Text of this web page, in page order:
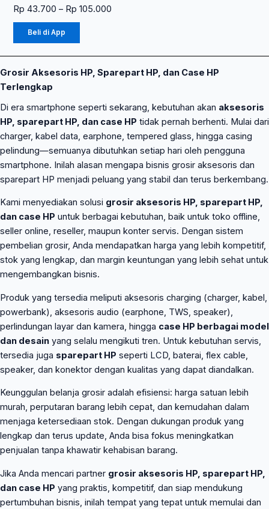
Rp 43.700 – Rp 105.000
Beli di App
Grosir Aksesoris HP, Sparepart HP, dan Case HP
Terlengkap
Di era smartphone seperti sekarang, kebutuhan akan aksesoris
HP, sparepart HP, dan case HP tidak pernah berhenti. Mulai dari
charger, kabel data, earphone, tempered glass, hingga casing
pelindung—semuanya dibutuhkan setiap hari oleh pengguna
smartphone. Inilah alasan mengapa bisnis grosir aksesoris dan
sparepart HP menjadi peluang yang stabil dan terus berkembang.
Kami menyediakan solusi grosir aksesoris HP, sparepart HP,
dan case HP untuk berbagai kebutuhan, baik untuk toko offline,
seller online, reseller, maupun konter servis. Dengan sistem
pembelian grosir, Anda mendapatkan harga yang lebih kompetitif,
stok yang lengkap, dan margin keuntungan yang lebih sehat untuk
mengembangkan bisnis.
Produk yang tersedia meliputi aksesoris charging (charger, kabel,
powerbank), aksesoris audio (earphone, TWS, speaker),
perlindungan layar dan kamera, hingga case HP berbagai model
dan desain yang selalu mengikuti tren. Untuk kebutuhan servis,
tersedia juga sparepart HP seperti LCD, baterai, flex cable,
speaker, dan konektor dengan kualitas yang dapat diandalkan.
Keunggulan belanja grosir adalah efisiensi: harga satuan lebih
murah, perputaran barang lebih cepat, dan kemudahan dalam
menjaga ketersediaan stok. Dengan dukungan produk yang
lengkap dan terus update, Anda bisa fokus meningkatkan
penjualan tanpa khawatir kehabisan barang.
Jika Anda mencari partner grosir aksesoris HP, sparepart HP,
dan case HP yang praktis, kompetitif, dan siap mendukung
pertumbuhan bisnis, inilah tempat yang tepat untuk memulai dan